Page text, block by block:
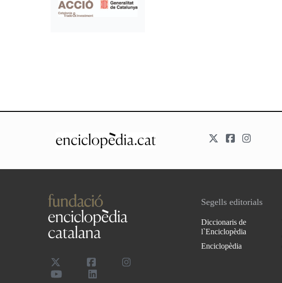
Segells editorials
Diccionaris de
l`Enciclopèdia
Enciclopèdia